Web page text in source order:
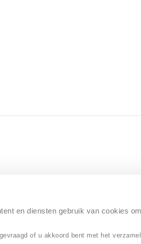
en diensten gebruik van cookies
of u akkoord bent met het